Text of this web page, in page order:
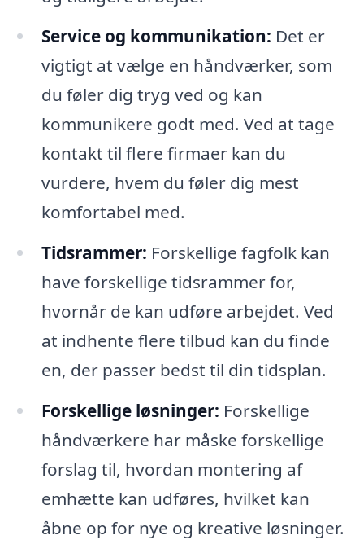
Service og kommunikation: Det er
vigtigt at vælge en håndværker, som
du føler dig tryg ved og kan
kommunikere godt med. Ved at tage
kontakt til flere firmaer kan du
vurdere, hvem du føler dig mest
komfortabel med.
Tidsrammer: Forskellige fagfolk kan
have forskellige tidsrammer for,
hvornår de kan udføre arbejdet. Ved
at indhente flere tilbud kan du finde
en, der passer bedst til din tidsplan.
Forskellige løsninger: Forskellige
håndværkere har måske forskellige
forslag til, hvordan montering af
emhætte kan udføres, hvilket kan
åbne op for nye og kreative løsninger.